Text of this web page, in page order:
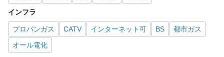
インフラ
プロパンガス CATV インターネット可 BS
都市ガス
オール電化